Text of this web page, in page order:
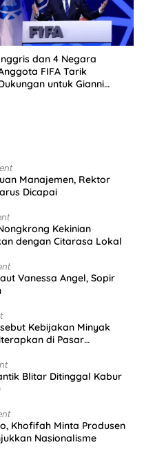
dan 4 Negara
FIFA Tarik
untuk Gianni
Manajemen, Rektor
Dicapai
Kekinian
dengan Citarasa Lokal
Vanessa Angel, Sopir
Kebijakan Minyak
di Pasar
Blitar Ditinggal Kabur
Khofifah Minta Produsen
Nasionalisme